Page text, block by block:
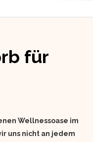
für
Wellnessoase im
uns nicht an jedem